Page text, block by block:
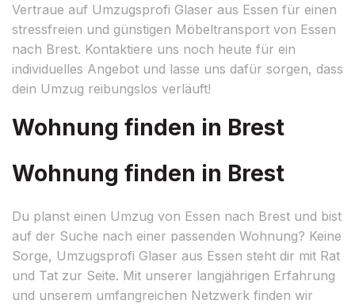
Vertraue auf Umzugsprofi Glaser aus Essen für einen
stressfreien und günstigen Möbeltransport von Essen
nach Brest. Kontaktiere uns noch heute für ein
individuelles Angebot und lasse uns dafür sorgen, dass
dein Umzug reibungslos verläuft!
Wohnung finden in Brest
Wohnung finden in Brest
Du planst einen Umzug von Essen nach Brest und bist
auf der Suche nach einer passenden Wohnung? Keine
Sorge, Umzugsprofi Glaser aus Essen steht dir mit Rat
und Tat zur Seite. Mit unserer langjährigen Erfahrung
und unserem umfangreichen Netzwerk finden wir